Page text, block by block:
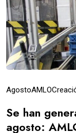
AgostoAMLO
Se han
agosto: